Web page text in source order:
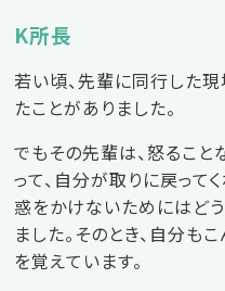
K所長
若い頃、先輩に同行した
たことがありました。
でもその先輩は、怒ること
って、自分が取りに戻って
惑をかけないためにはどう
ました。そのとき、自分も
を覚えています。